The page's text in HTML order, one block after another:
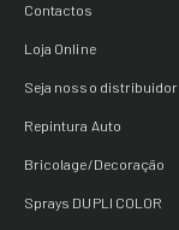
Contactos
Loja Online
Seja nosso distribuidor
Repintura Auto
Bricolage/Decoração
Sprays DUPLI COLOR